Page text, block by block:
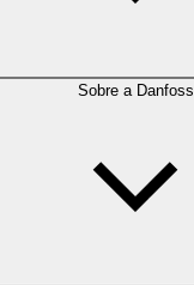
Sobre a Danfoss